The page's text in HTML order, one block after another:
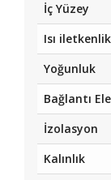
İç Yüzey
Isı
Yoğunluk
Bağlantı
İzolasyon
Kalınlık